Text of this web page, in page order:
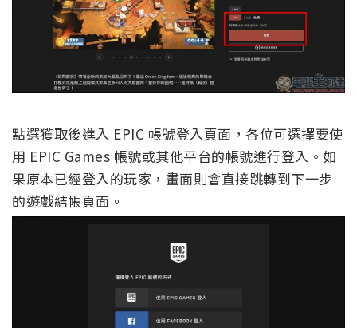
點選獲取後進入 EPIC 帳號登入頁面，各位可選擇要使
用 EPIC Games 帳號或其他平台的帳號進行登入。如
果原本已經登入的玩家，畫面則會直接跳轉到下一步
的遊戲結帳頁面。